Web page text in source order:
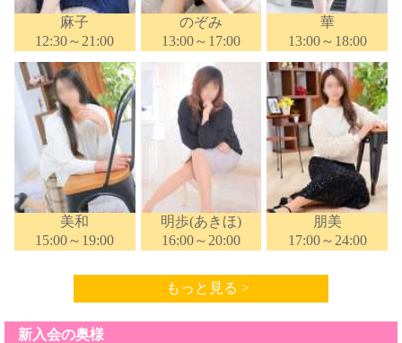
麻子
12:30～21:00
のぞみ
13:00～17:00
華
13:00～18:00
美和
15:00～19:00
明歩(あきほ)
16:00～20:00
朋美
17:00～24:00
もっと見る >
新入会の奥様